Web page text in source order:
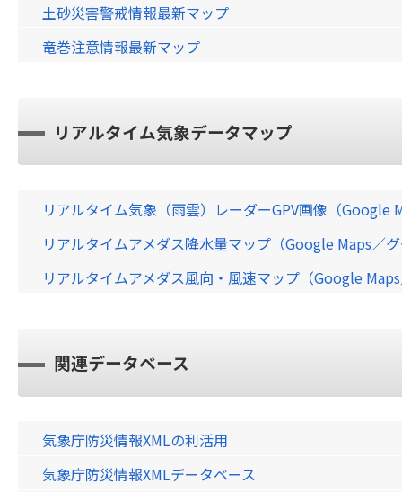
土砂災害警戒情報最新マップ
竜巻注意情報最新マップ
リアルタイム気象データマップ
リアルタイム気象（雨雲）レーダーGPV画像（Google
リアルタイムアメダス降水量マップ（Google Maps／
リアルタイムアメダス風向・風速マップ（Google
関連データベース
気象庁防災情報XMLの利活用
気象庁防災情報XMLデータベース